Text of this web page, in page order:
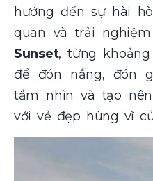
hướng đến sự hài
quan và trải nghiệm
Sunset, từng
để đón nắng, đón
tầm nhìn và tạo
với vẻ đẹp hùng vĩ